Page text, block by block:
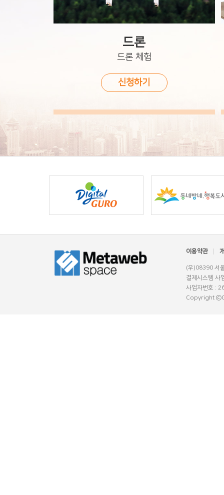
드론
드론 체험
신청하기
이용약관
(우)08390 서
결제시스템 사
사업자번호 :
Copyright